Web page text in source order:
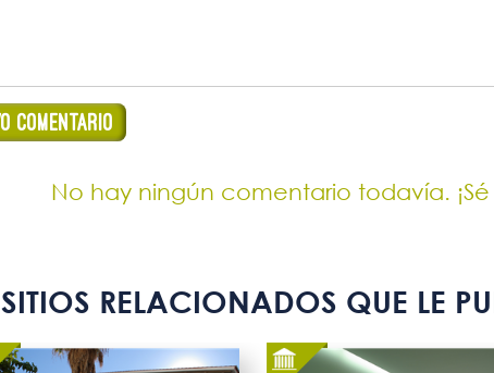
No hay ningún comentario todavía.
SITIOS RELACIONADOS QUE LE